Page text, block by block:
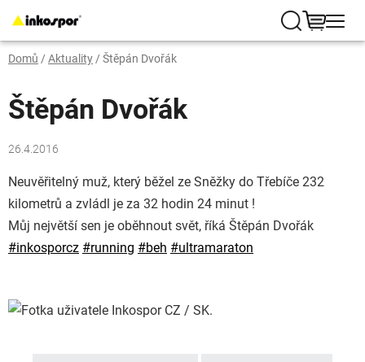
na
obsah
Hledat
Domů / Aktuality/ Štěpán Dvořák
Štěpán Dvořák
26.4.2016
Neuvěřitelný muž, který běžel ze Sněžky do Třebíče 232
kilometrů a zvládl je za 32 hodin 24 minut !
Můj největší sen je oběhnout svět, říká Štěpán Dvořák
‪#‎inkosporcz‬ ‪#‎running‬ ‪#‎beh‬ ‪#‎ultramaraton‬